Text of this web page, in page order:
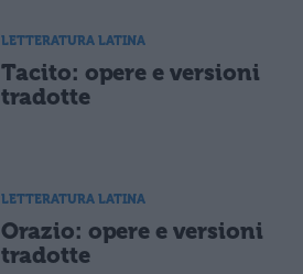
LETTERATURA LATINA
Tacito: opere e versioni
tradotte
LETTERATURA LATINA
Orazio: opere e versioni
tradotte